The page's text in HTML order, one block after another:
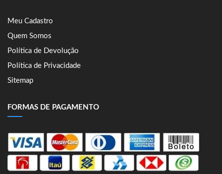
Meu Cadastro
Quem Somos
Política de Devolução
Política de Privacidade
Sitemap
FORMAS DE PAGAMENTO